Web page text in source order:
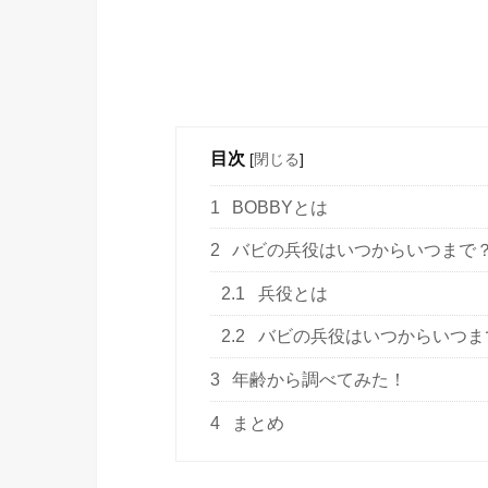
目次 [閉じる]
1 BOBBYとは
2 バビの兵役はいつからいつまで
2.1 兵役とは
2.2 バビの兵役はいつからいつ
3 年齢から調べてみた！
4 まとめ